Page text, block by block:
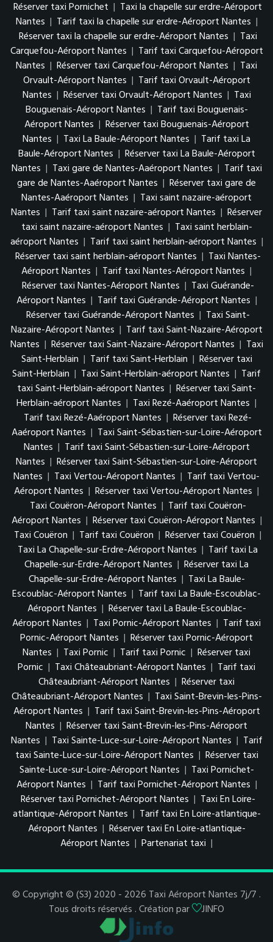
Réserver taxi Pornichet | Taxi la chapelle sur erdre-Aéroport
Nantes | Tarif taxi la chapelle sur erdre-Aéroport Nantes |
Réserver taxi la chapelle sur erdre-Aéroport Nantes | Taxi
Carquefou-Aéroport Nantes | Tarif taxi Carquefou-Aéroport
Nantes | Réserver taxi Carquefou-Aéroport Nantes | Taxi
Orvault-Aéroport Nantes | Tarif taxi Orvault-Aéroport
Nantes | Réserver taxi Orvault-Aéroport Nantes | Taxi
Bouguenais-Aéroport Nantes | Tarif taxi Bouguenais-
Aéroport Nantes | Réserver taxi Bouguenais-Aéroport
Nantes | Taxi La Baule-Aéroport Nantes | Tarif taxi La
Baule-Aéroport Nantes | Réserver taxi La Baule-Aéroport
Nantes | Taxi gare de Nantes-Aaéroport Nantes | Tarif taxi
gare de Nantes-Aaéroport Nantes | Réserver taxi gare de
Nantes-Aaéroport Nantes | Taxi saint nazaire-aéroport
Nantes | Tarif taxi saint nazaire-aéroport Nantes | Réserver
taxi saint nazaire-aéroport Nantes | Taxi saint herblain-
aéroport Nantes | Tarif taxi saint herblain-aéroport Nantes |
Réserver taxi saint herblain-aéroport Nantes | Taxi Nantes-
Aéroport Nantes | Tarif taxi Nantes-Aéroport Nantes |
Réserver taxi Nantes-Aéroport Nantes | Taxi Guérande-
Aéroport Nantes | Tarif taxi Guérande-Aéroport Nantes |
Réserver taxi Guérande-Aéroport Nantes | Taxi Saint-
Nazaire-Aéroport Nantes | Tarif taxi Saint-Nazaire-Aéroport
Nantes | Réserver taxi Saint-Nazaire-Aéroport Nantes | Taxi
Saint-Herblain | Tarif taxi Saint-Herblain | Réserver taxi
Saint-Herblain | Taxi Saint-Herblain-aéroport Nantes | Tarif
taxi Saint-Herblain-aéroport Nantes | Réserver taxi Saint-
Herblain-aéroport Nantes | Taxi Rezé-Aaéroport Nantes |
Tarif taxi Rezé-Aaéroport Nantes | Réserver taxi Rezé-
Aaéroport Nantes | Taxi Saint-Sébastien-sur-Loire-Aéroport
Nantes | Tarif taxi Saint-Sébastien-sur-Loire-Aéroport
Nantes | Réserver taxi Saint-Sébastien-sur-Loire-Aéroport
Nantes | Taxi Vertou-Aéroport Nantes | Tarif taxi Vertou-
Aéroport Nantes | Réserver taxi Vertou-Aéroport Nantes |
Taxi Couëron-Aéroport Nantes | Tarif taxi Couëron-
Aéroport Nantes | Réserver taxi Couëron-Aéroport Nantes |
Taxi Couëron | Tarif taxi Couëron | Réserver taxi Couëron |
Taxi La Chapelle-sur-Erdre-Aéroport Nantes | Tarif taxi La
Chapelle-sur-Erdre-Aéroport Nantes | Réserver taxi La
Chapelle-sur-Erdre-Aéroport Nantes | Taxi La Baule-
Escoublac-Aéroport Nantes | Tarif taxi La Baule-Escoublac-
Aéroport Nantes | Réserver taxi La Baule-Escoublac-
Aéroport Nantes | Taxi Pornic-Aéroport Nantes | Tarif taxi
Pornic-Aéroport Nantes | Réserver taxi Pornic-Aéroport
Nantes | Taxi Pornic | Tarif taxi Pornic | Réserver taxi
Pornic | Taxi Châteaubriant-Aéroport Nantes | Tarif taxi
Châteaubriant-Aéroport Nantes | Réserver taxi
Châteaubriant-Aéroport Nantes | Taxi Saint-Brevin-les-Pins-
Aéroport Nantes | Tarif taxi Saint-Brevin-les-Pins-Aéroport
Nantes | Réserver taxi Saint-Brevin-les-Pins-Aéroport
Nantes | Taxi Sainte-Luce-sur-Loire-Aéroport Nantes | Tarif
taxi Sainte-Luce-sur-Loire-Aéroport Nantes | Réserver taxi
Sainte-Luce-sur-Loire-Aéroport Nantes | Taxi Pornichet-
Aéroport Nantes | Tarif taxi Pornichet-Aéroport Nantes |
Réserver taxi Pornichet-Aéroport Nantes | Taxi En Loire-
atlantique-Aéroport Nantes | Tarif taxi En Loire-atlantique-
Aéroport Nantes | Réserver taxi En Loire-atlantique-
Aéroport Nantes | Partenariat taxi |
© Copyright © (S3) 2020 - 2026 Taxi Aéroport Nantes 7j/7 .
Tous droits réservés . Création par
JINFO